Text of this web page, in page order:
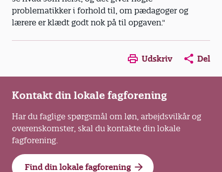
problematikker i forhold til, om pædagoger og
lærere er klædt godt nok på til opgaven."
Opens in a new window
Opens in a new
Opens in
Udskriv Del
Kontakt din lokale fagforening
Har du faglige spørgsmål om løn, arbejdsvilkår og
overenskomster, skal du kontakte din lokale
fagforening.
Find din lokale fagforening